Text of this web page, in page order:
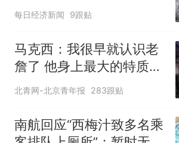
每日经济新闻 9跟贴
马克西：我很早就认识老
詹了 他身上最大的特质就
是谦逊
北青网-北京青年报 283跟贴
南航回应“西梅汁致多名乘